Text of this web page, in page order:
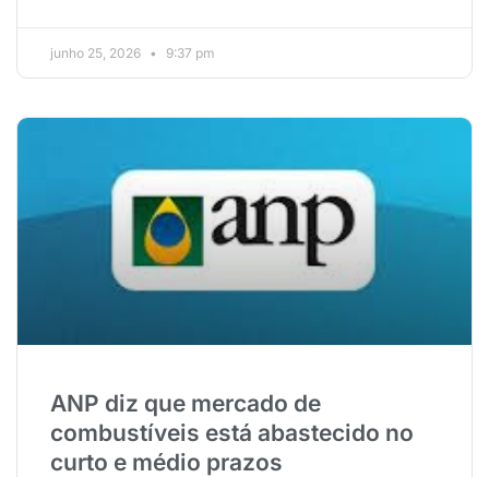
junho 25, 2026 9:37 pm
ANP diz que mercado de
combustíveis está abastecido no
curto e médio prazos